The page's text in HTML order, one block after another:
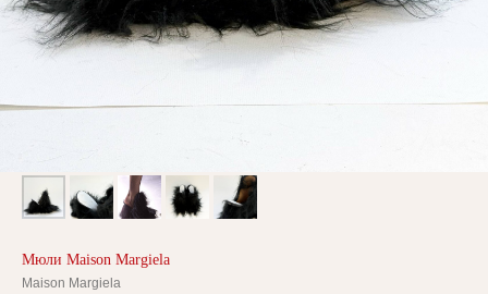
Мюли Maison Margiela
Maison Margiela